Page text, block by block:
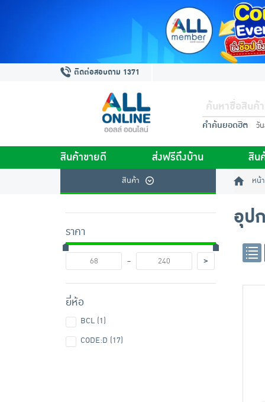
ติดต่อสอบถาม 1371
คำค้นยอดฮิต วั
สินค้าขายดี ส่งฟรีถึงบ้าน สิน
สินค้า หน้
ราคา
-
>
ยี่ห้อ
BCL (1)
CODE:D (17)
อุป